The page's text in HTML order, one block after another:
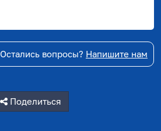
Остались вопросы? Напишите нам
Поделиться